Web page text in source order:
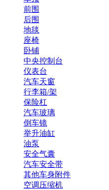
前围
后围
地毯
座椅
卧铺
中央控制台
仪表台
汽车天窗
行李箱/架
保险杠
汽车玻璃
倒车镜
举升油缸
油泵
安全气囊
汽车安全带
其他车身附件
空调压缩机